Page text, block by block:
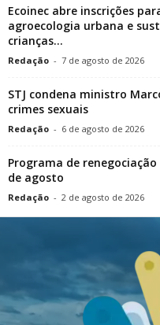
Ecoinec abre inscrições
agroecologia urbana e
crianças...
Redação - 7 de agosto de 2026
STJ condena ministro
crimes sexuais
Redação - 6 de agosto de 2026
Programa de
de agosto
Redação - 2 de agosto de 2026